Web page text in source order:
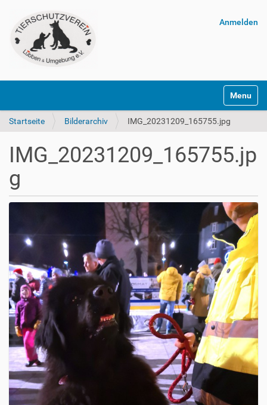
Anmelden
Startseite Bilderarchiv IMG_20231209_165755.jpg
IMG_20231209_165755.jp
g